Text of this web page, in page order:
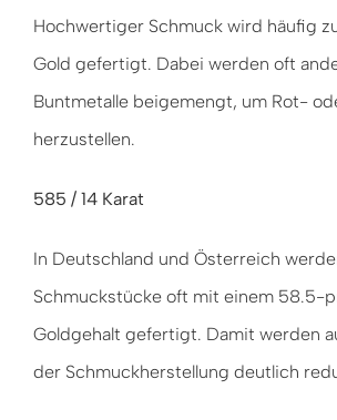
Hochwertiger Schmuck wird häufig
Gold gefertigt. Dabei werden oft
Buntmetalle beigemengt, um Rot-
herzustellen.
585 / 14 Karat
In Deutschland und Österreich
Schmuckstücke oft mit einem 58.5-
Goldgehalt gefertigt. Damit werden
der Schmuckherstellung deutlich